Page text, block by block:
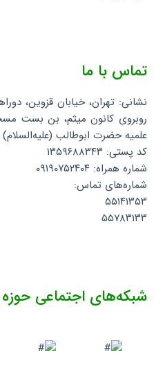
تماس با ما
نشانی: تهران، خیابان قزوین،
علمیه حضرت ابوطالب (علیه‌السلام)
کد پستی: ۱۳۵۹۶۸۸۳۴۳
شماره همراه: ۰۹۱۹۰۷۵۲۴۰۴
شماره‌های تماس:
۵۵۱۴۱۳۵۳
۵۵۷۸۳۱۳۳
شبکه‌های اجتماعی حوزه